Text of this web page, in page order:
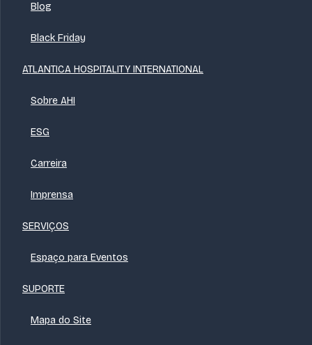
Blog
Black Friday
ATLANTICA HOSPITALITY INTERNATIONAL
Sobre AHI
ESG
Carreira
Imprensa
SERVIÇOS
Espaço para Eventos
SUPORTE
Mapa do Site